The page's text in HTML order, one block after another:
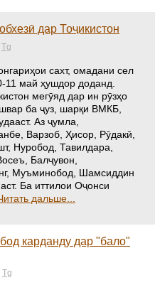
дар Тоҷикистон
Tg
сахт, омадани сел
11 май ҳушдор доданд.
мегӯяд дар ин рӯзҳо
ба ҷуз, шарқи ВМКБ,
Аз ҷумла,
Варзоб, Ҳисор, Рӯдакӣ,
Нуробод, Тавилдара,
Балҷувон,
Муъминобод, Шамсиддин
Ба иттилои Оҷонси
дальше...
карданду дар "бало"
Tg